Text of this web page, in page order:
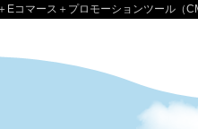
コマース＋プロモーションツール（